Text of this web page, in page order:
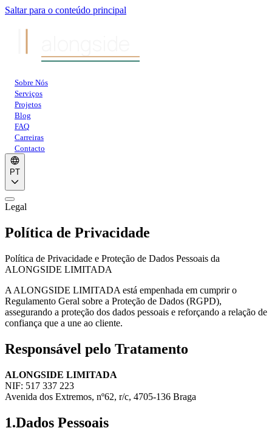
Saltar para o conteúdo principal
Sobre Nós
Serviços
Projetos
Blog
FAQ
Carreiras
Contacto
PT
Legal
Política de Privacidade
Política de Privacidade e Proteção de Dados Pessoais da
ALONGSIDE LIMITADA
A ALONGSIDE LIMITADA está empenhada em cumprir o
Regulamento Geral sobre a Proteção de Dados (RGPD),
assegurando a proteção dos dados pessoais e reforçando a relação de
confiança que a une ao cliente.
Responsável pelo Tratamento
ALONGSIDE LIMITADA
NIF: 517 337 223
Avenida dos Extremos, nº62, r/c, 4705-136 Braga
1.Dados Pessoais